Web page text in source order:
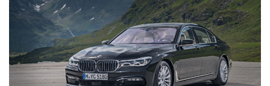
Elektrofahrzeug aufzuladen. Unsere Heimladestationen
sind eine großartige Möglichkeit, um Ihr Elektrofahrzeug
schnell und einfach zu laden. Mit einer Heimladestation
können Sie Ihr Elektrofahrzeug in wenigen Stunden
vollständig aufladen, ohne sich Gedanken über die
Verfügbarkeit von öffentlichen Ladestationen machen zu